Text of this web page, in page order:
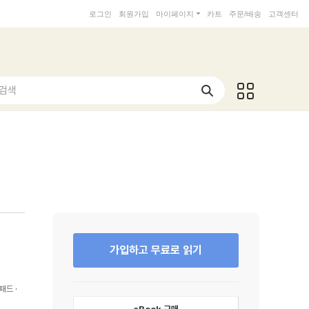
로그인 회원가입 마이페이지 카트 주문/배송 고객센터
색
드
가입하고 무료로 읽기